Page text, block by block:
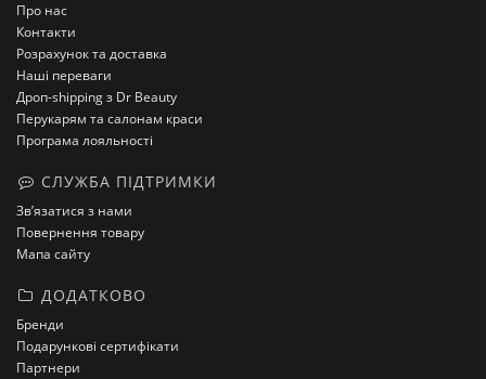
Про нас
Контакти
Розрахунок та доставка
Наші переваги
Дроп-shipping з Dr Beauty
Перукарям та салонам краси
Програма лояльності
СЛУЖБА ПІДТРИМКИ
Зв’язатися з нами
Повернення товару
Мапа сайту
ДОДАТКОВО
Бренди
Подарункові сертифікати
Партнери